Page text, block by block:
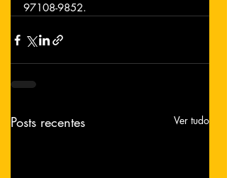
97108-9852.
Posts recentes Ver tudo